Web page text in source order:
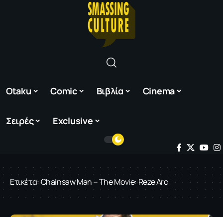
Otaku Comic Βιβλία Cinema
Σειρές Exclusive
Ετικέτα:Chainsaw Man – The Movie: Reze Arc